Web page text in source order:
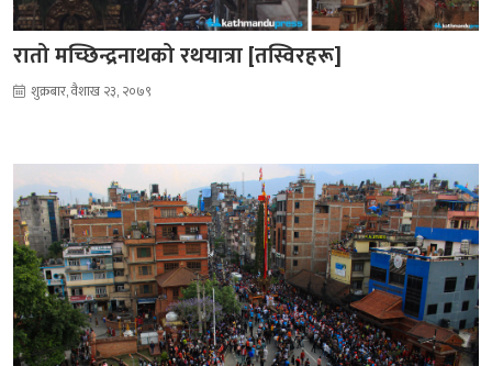
रातो मच्छिन्द्रनाथको रथयात्रा [तस्विरहरू]
शुक्रबार, वैशाख २३, २०७९